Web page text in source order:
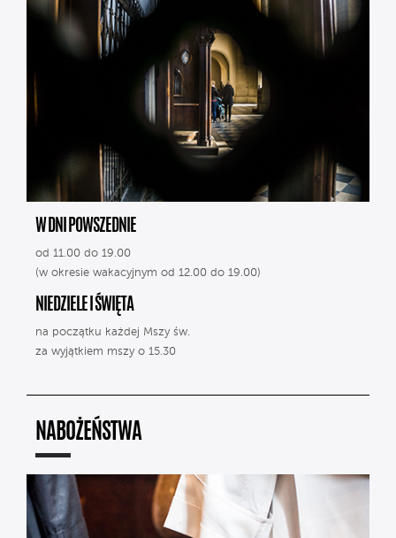
W DNI POWSZEDNIE
od 11.00 do 19.00
(w okresie wakacyjnym od 12.00 do 19.00)
NIEDZIELE I ŚWIĘTA
na początku każdej Mszy św.
za wyjątkiem mszy o 15.30
NABOŻEŃSTWA